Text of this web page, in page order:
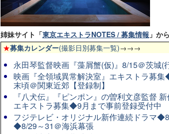
姉妹サイト「東京エキストラNOTES / 募集情報 」か
★募集カレンダー(撮影日別募集一覧)→→→
永田琴監督映画『藻屑蟹(仮)』8/15＠茨城(
映画『全領域異常解決室』エキストラ募
末頃＠関東近郊【登録制】
『八犬伝』『ピンポン』の曽利文彦監督
エキストラ募集◆9月まで事前登録受付中
フジテレビ・オリジナル新作連続ドラマ
◆8/29～31＠海浜幕張